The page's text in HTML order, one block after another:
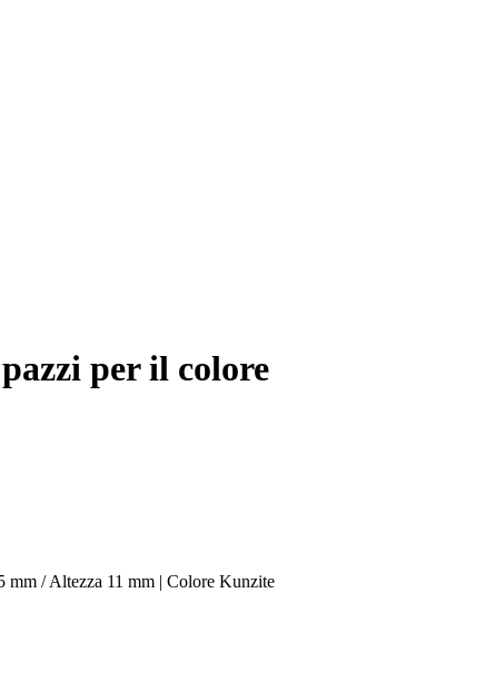
per il colore
mm / Altezza 11 mm | Colore Kunzite